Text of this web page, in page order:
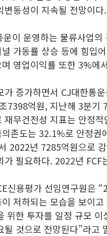
변동성이 지속될 전망이다.
운이 운영하는 물류사업
가동률 상승 등에 힘입
며 영업이익률 또한 3%에
가 증가하면서 CJ대한통
7398억원, 지난해 3분기
재무건전성 지표는 안정
의존도는 32.1%로 안정
2022년 7285억원으로
가 필요하다. 2022년
신용평가 선임연구원은
저하되는 모습을 보이
위한 투자를 일정 규모
될 것으로 전망된다”라고